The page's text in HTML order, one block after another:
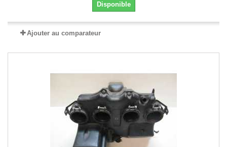
Disponible
Ajouter au comparateur